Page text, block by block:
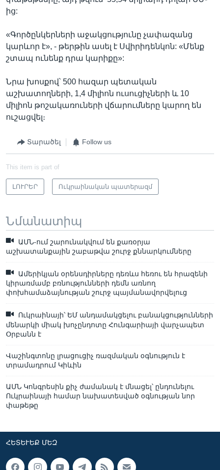
ից:
«Գործընկերների աջակցությունը չափազանց
կարևոր է», - թերթին ասել է Սվիրիդենկոն: «Մենք
շտապ ունենք դրա կարիքը»:
Նրա խոսքով՝ 500 հազար պետական
աշխատողների, 1,4 միլիոն ուսուցիչների և 10
միլիոն թոշակառուների վճարումները կարող են
ուշացվել։
Տարածել Follow us
This item is part of
ԼՈՒՐԵՐ Ուկրաինական պատերազմ
Նմանատիպ
ԱՄՆ-ում շարունակվում են քառօրյա
աշխատանքային շաբաթվա շուրջ քննարկումները
Ամերիկյան օրենսդիրները դեռևս հեռու են հրազենի
կիրառմամբ բռնությունների դեմն առնող
փոխհամաձայնության շուրջ պայմանավորվելուց
Ուկրաինայի՝ ԵՄ անդամակցելու բանակցությունների
մենարկի միակ խոչընդոտը Հունգարիայի վարչապետ
Օրբանն է
Վաշինգտոնը լրացուցիչ ռազմական օգնություն է
տրամադրում Կիևին
ԱՄՆ Կոնգրեսին քիչ ժամանակ է մնացել՝ ընդունելու
Ուկրաինայի համար նախատեսված օգնության նոր
փաթեթը
ՀԵՏԵՒԵՔ ՄԵԶ